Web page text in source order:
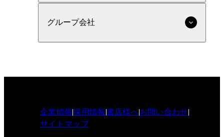
グループ会社
企業情報採用情報書店様へお問い合わせ
サイトマップ